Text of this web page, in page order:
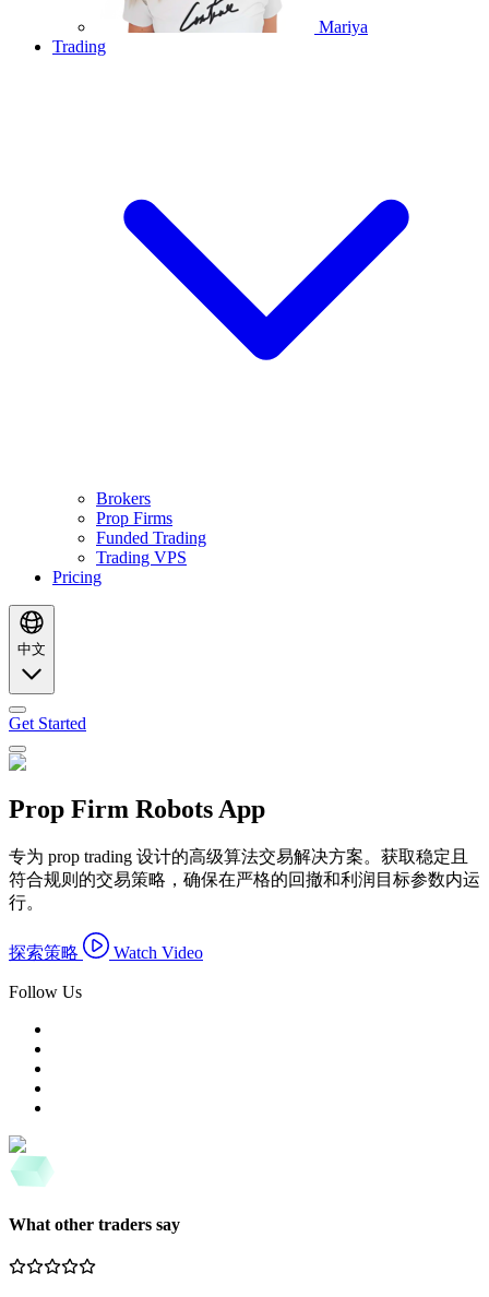
Mariya
Trading
Brokers
Prop Firms
Funded Trading
Trading VPS
Pricing
中文
Get Started
Prop Firm Robots App
专为 prop trading 设计的高级算法交易解决方案。获取稳定且
符合规则的交易策略，确保在严格的回撤和利润目标参数内运
行。
探索策略 Watch Video
Follow Us
What other traders say